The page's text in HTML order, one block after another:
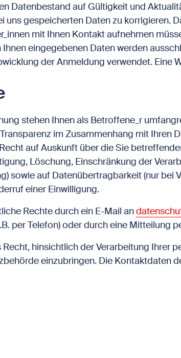
Datenbestand auf Gültigkeit und
gespeicherten Daten zu korrigieren.
mit Ihnen Kontakt aufnehmen
eingegebenen Daten werden
der Anmeldung verwendet. Eine
stehen Ihnen als Betroffene_r
im Zusammenhang mit Ihren
auf Auskunft über die Sie
Löschung, Einschränkung der
sowie auf Datenübertragbarkeit (nur bei
einer Einwilligung.
Rechte durch ein E-Mail an
per Telefon) oder durch eine Mitteilung
hinsichtlich der Verarbeitung Ihrer
einzubringen. Die Kontaktdaten